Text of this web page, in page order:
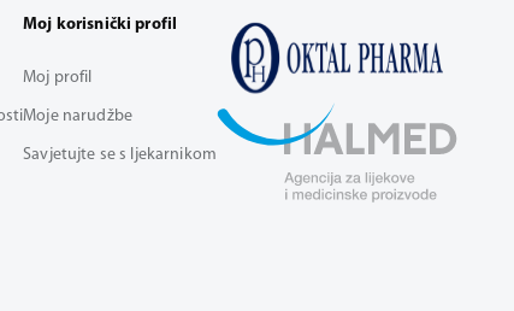
Moj korisnički profil
Moj profil
Moje narudžbe
Savjetujte se s ljekarnikom